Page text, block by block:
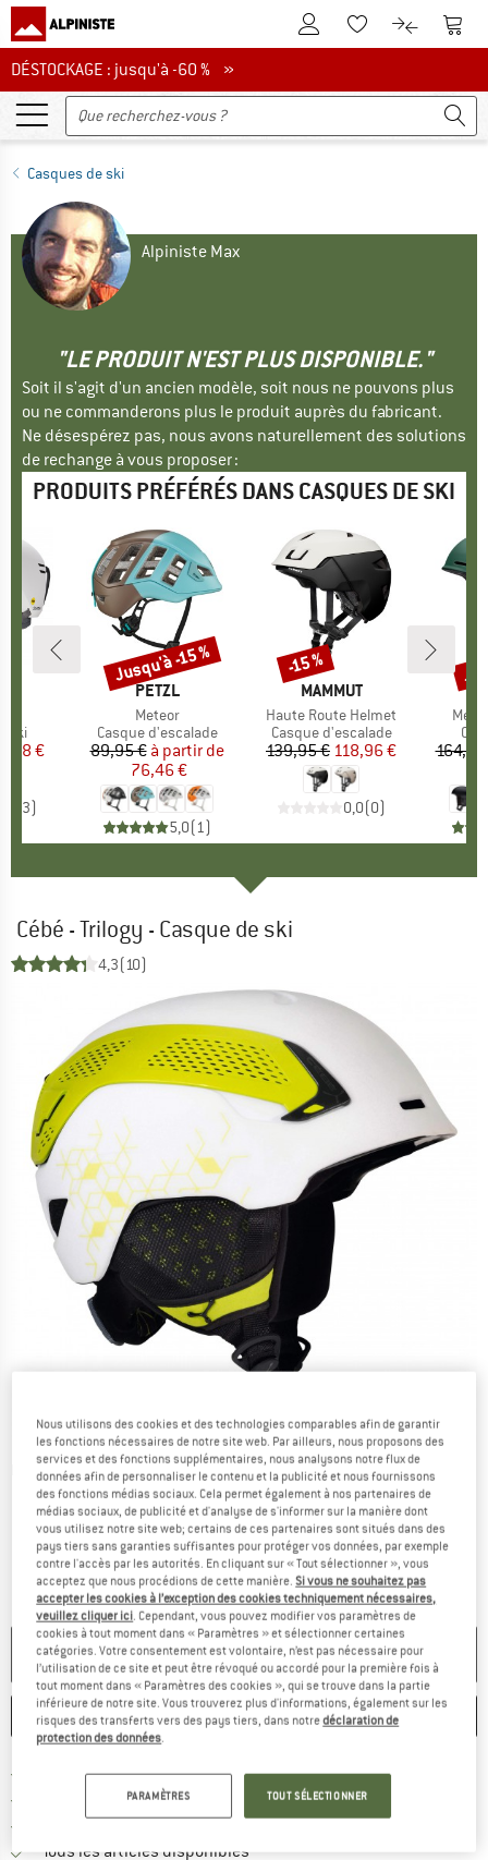
Vers le compte client
Vers la liste
Vers le
DÉSTOCKAGE : jusqu'à -60 %
DÉSTOCKAGE : jusqu'à -60 % »
Casques de ski
Alpiniste Max
"LE PRODUIT N'EST PLUS DISPONIBLE."
Soit il s'agit d'un ancien modèle, soit nous ne pouvons plus
ou ne commanderons plus le produit auprès du fabricant.
Ne désespérez pas, nous avons naturellement des solutions
de rechange à vous proposer :
PRODUITS PRÉFÉRÉS DANS CASQUES DE SKI
ski
réduit
€
3)
MARQUE
PETZL
Article
Meteor
Product group
Casque d'escalade
Prix
89,95 € Prix réduit
à partir de
76,46 €
5,0(1)
Remise
Jusqu'à -15 %
MARQUE
MAMMUT
Article
Haute Route Helmet
Product group
Casque d'escalade
Prix
139,95 € Prix réduit
118,96 €
0,0(0)
Remise
-15 %
Cébé - Trilogy - Casque de ski
4,3(10)
Photos détaillées
PLUS DISPONIBLE
ENREGISTRER COMPARER
Livraison gratuite dès 69 € (FR)Trouve les infos sur la
Droit de retour de 100 jours
Trouve les informations de
> 4 000 000 clients satisfaits
Tous les articles disponibles
Nous utilisons des cookies et des technologies comparables afin de garantir
les fonctions nécessaires de notre site web. Par ailleurs, nous proposons des
services et des fonctions supplémentaires, nous analysons notre flux de
données afin de personnaliser le contenu et la publicité et nous fournissons
des fonctions médias sociaux. Cela permet également à nos partenaires de
médias sociaux, de publicité et d'analyse de s'informer sur la manière dont
vous utilisez notre site web; certains de ces partenaires sont situés dans des
pays tiers sans garanties suffisantes pour protéger vos données, par exemple
contre l'accès par les autorités. En cliquant sur « Tout sélectionner », vous
acceptez que nous procédions de cette manière.Si vous ne souhaitez pas
accepter les cookies à l’exception des cookies techniquement nécessaires,
veuillez cliquer ici. Cependant, vous pouvez modifier vos paramètres de
cookies à tout moment dans « Paramètres » et sélectionner certaines
catégories. Votre consentement est volontaire, n’est pas nécessaire pour
l’utilisation de ce site et peut être révoqué ou accordé pour la première fois à
tout moment dans « Paramètres des cookies », qui se trouve dans la partie
inférieure de notre site. Vous trouverez plus d'informations, également sur les
risques des transferts vers des pays tiers, dans notredéclaration de
protection des données.
PARAMÈTRES TOUT SÉLECTIONNER